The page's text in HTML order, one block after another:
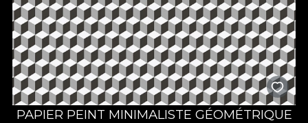
PAPIER PEINT MINIMALISTE GÉOMÉTRIQUE